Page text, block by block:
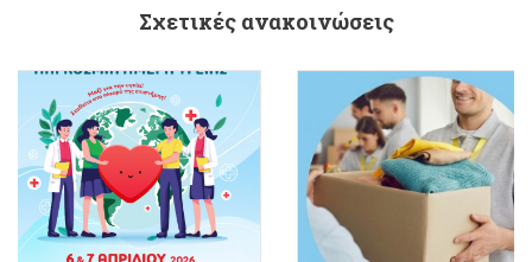
Σχετικές ανακοινώσεις